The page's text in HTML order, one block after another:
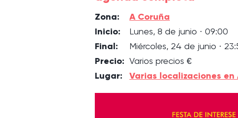
Zona:
A Coruña
Inicio:
Lunes, 8 de junio · 09:00
Final: Miércoles, 24 de junio ·
Precio: Varios precios €
Lugar: Varias localizaciones en